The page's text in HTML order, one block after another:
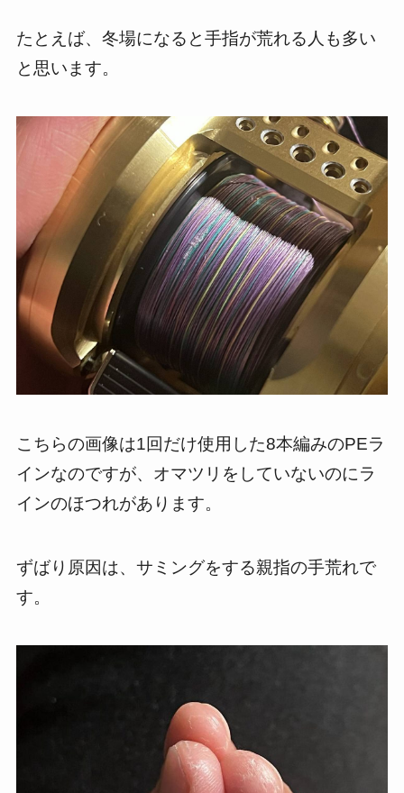
たとえば、冬場になると手指が荒れる人も多い
と思います。
こちらの画像は1回だけ使用した8本編みのPEラ
インなのですが、オマツリをしていないのにラ
インのほつれがあります。
ずばり原因は、サミングをする親指の手荒れで
す。